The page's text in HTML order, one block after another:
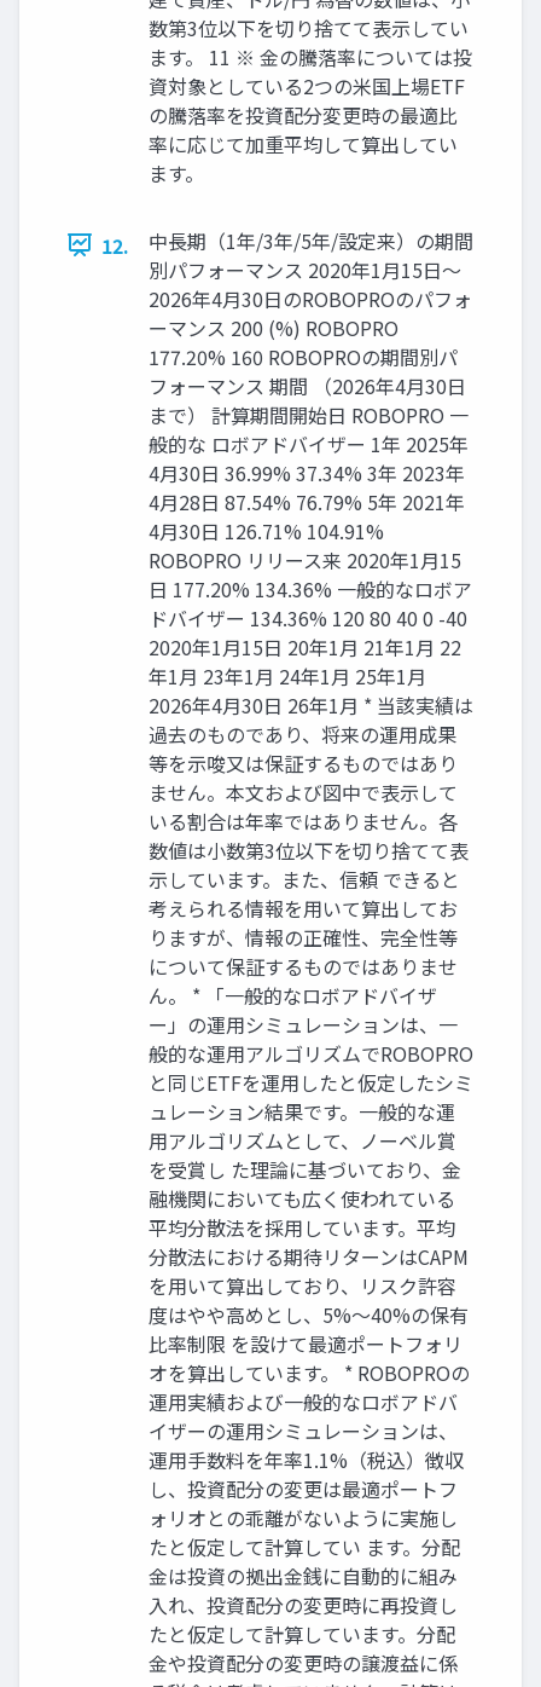
数第3位以下を切り捨てて表示してい
ます。 11 ※ 金の騰落率については投
資対象としている2つの米国上場ETF
の騰落率を投資配分変更時の最適比
率に応じて加重平均して算出してい
ます。
12.
中長期（1年/3年/5年/設定来）の期間
別パフォーマンス 2020年1月15日～
2026年4月30日のROBOPROのパフォ
ーマンス 200 (%) ROBOPRO
177.20% 160 ROBOPROの期間別パ
フォーマンス 期間 （2026年4月30日
まで） 計算期間開始日 ROBOPRO 一
般的な ロボアドバイザー 1年 2025年
4月30日 36.99% 37.34% 3年 2023年
4月28日 87.54% 76.79% 5年 2021年
4月30日 126.71% 104.91%
ROBOPRO リリース来 2020年1月15
日 177.20% 134.36% 一般的なロボア
ドバイザー 134.36% 120 80 40 0 -40
2020年1月15日 20年1月 21年1月 22
年1月 23年1月 24年1月 25年1月
2026年4月30日 26年1月 * 当該実績は
過去のものであり、将来の運用成果
等を示唆又は保証するものではあり
ません。本文および図中で表示して
いる割合は年率ではありません。各
数値は小数第3位以下を切り捨てて表
示しています。また、信頼 できると
考えられる情報を用いて算出してお
りますが、情報の正確性、完全性等
について保証するものではありませ
ん。 * 「一般的なロボアドバイザ
ー」の運用シミュレーションは、一
般的な運用アルゴリズムでROBOPRO
と同じETFを運用したと仮定したシミ
ュレーション結果です。一般的な運
用アルゴリズムとして、ノーベル賞
を受賞し た理論に基づいており、金
融機関においても広く使われている
平均分散法を採用しています。平均
分散法における期待リターンはCAPM
を用いて算出しており、リスク許容
度はやや高めとし、5%〜40%の保有
比率制限 を設けて最適ポートフォリ
オを算出しています。 * ROBOPROの
運用実績および一般的なロボアドバ
イザーの運用シミュレーションは、
運用手数料を年率1.1%（税込）徴収
し、投資配分の変更は最適ポートフ
ォリオとの乖離がないように実施し
たと仮定して計算してい ます。分配
金は投資の拠出金銭に自動的に組み
入れ、投資配分の変更時に再投資し
たと仮定して計算しています。分配
金や投資配分の変更時の譲渡益に係